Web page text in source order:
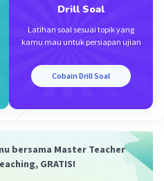
membantu
Level 100
Drill Soal
Latihan soal sesuai topik yang
kamu mau untuk persiapan ujian
Cobain Drill Soal
bersama Master Teacher
GRATIS!